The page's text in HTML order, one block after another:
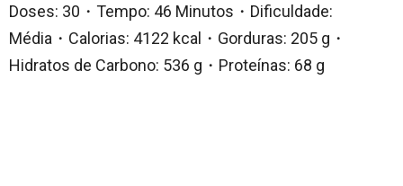
Doses: 30・Tempo: 46 Minutos・Dificuldade:
Média・Calorias: 4122 kcal・Gorduras: 205 g・
Hidratos de Carbono: 536 g・Proteínas: 68 g